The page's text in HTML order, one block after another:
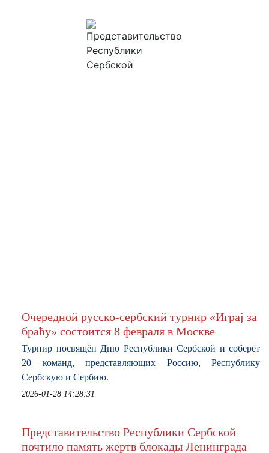
Очередной русско-сербский турнир «Играј за
браћу» состоится 8 февраля в Москве
Турнир посвящён Дню Республики Сербской и соберёт
20 команд, представляющих Россию, Республику
Сербскую и Сербию.
2026-01-28 14:28:31
Представительство Республики Сербской
почтило память жертв блокады Ленинграда